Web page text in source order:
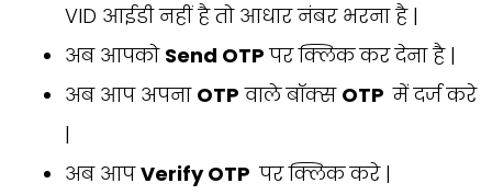
VID आईडी नहीं है तो आधार नंबर भरना है |
अब आपको Send OTPपर क्लिक कर देना है |
अब आप अपना OTP वाले बॉक्स OTPमें दर्ज करे
|
अब आपVerify OTPपर क्लिक करे |